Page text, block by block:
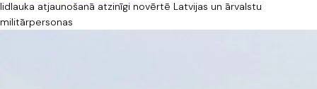
lidlauka atjaunošanā atzinīgi novērtē Latvijas un ārvalstu
militārpersonas